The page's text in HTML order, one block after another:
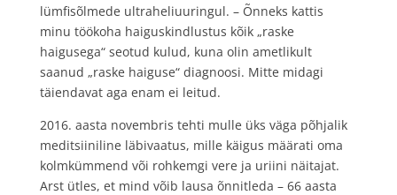
lümfisõlmede ultraheliuuringul. – Õnneks kattis
minu töökoha haiguskindlustus kõik „raske
haigusega“ seotud kulud, kuna olin ametlikult
saanud „raske haiguse“ diagnoosi. Mitte midagi
täiendavat aga enam ei leitud.
2016. aasta novembris tehti mulle üks väga põhjalik
meditsiiniline läbivaatus, mille käigus määrati oma
kolmkümmend või rohkemgi vere ja uriini näitajat.
Arst ütles, et mind võib lausa õnnitleda – 66 aasta